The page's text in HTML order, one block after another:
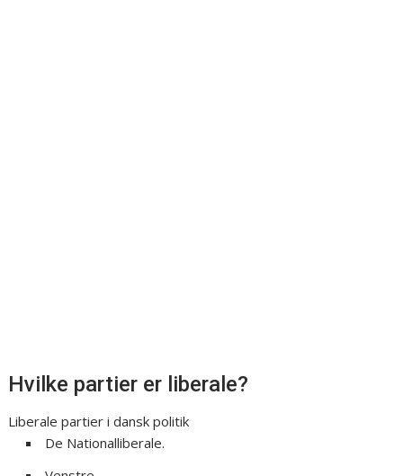
Hvilke partier er liberale?
Liberale partier i dansk politik
De Nationalliberale.